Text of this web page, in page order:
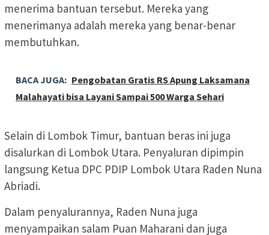
menerima bantuan tersebut. Mereka yang
menerimanya adalah mereka yang benar-benar
membutuhkan.
BACA JUGA: Pengobatan Gratis RS Apung Laksamana
Malahayati bisa Layani Sampai 500 Warga Sehari
Selain di Lombok Timur, bantuan beras ini juga
disalurkan di Lombok Utara. Penyaluran dipimpin
langsung Ketua DPC PDIP Lombok Utara Raden Nuna
Abriadi.
Dalam penyalurannya, Raden Nuna juga
menyampaikan salam Puan Maharani dan juga